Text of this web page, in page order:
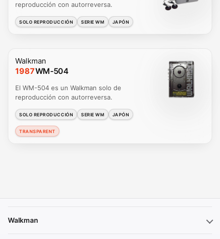
reproducción con autorreversa.
SOLO REPRODUCCIÓN SERIE WM JAPÓN
Walkman
1987WM-504
El WM-504 es un Walkman solo de
reproducción con autorreversa.
SOLO REPRODUCCIÓN SERIE WM JAPÓN
TRANSPARENT
Walkman